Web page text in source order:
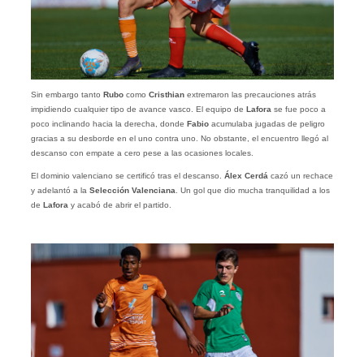
Sin embargo tanto Rubocomo Cristhianextremaron las precauciones atrás
impidiendo cualquier tipo de avance vasco. El equipo de Lafora se fue poco a
poco inclinando hacia la derecha, donde Fabioacumulaba jugadas de peligro
gracias a su desborde en el uno contra uno. No obstante, el encuentro llegó al
descanso con empate a cero pese a las ocasiones locales.
El dominio valenciano se certificó tras el descanso. Álex Cerdá cazó un rechace
y adelantó a la Selección Valenciana . Un gol que dio mucha tranquilidad a los
de Lafora y acabó de abrir el partido.